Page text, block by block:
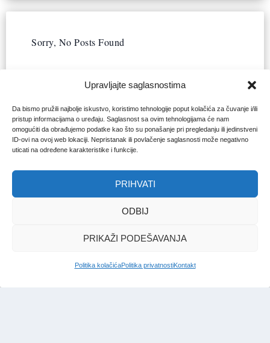
Upravljajte saglasnostima
Da bismo pružili najbolje iskustvo, koristimo tehnologije poput kolačića za čuvanje i/ili
pristup informacijama o uređaju. Saglasnost sa ovim tehnologijama će nam
omogućiti da obrađujemo podatke kao što su ponašanje pri pregledanju ili jedinstveni
ID-ovi na ovoj web lokaciji. Nepristanak ili povlačenje saglasnosti može negativno
uticati na određene karakteristike i funkcije.
PRIHVATI
ODBIJ
PRIKAŽI PODEŠAVANJA
Politika kolačićaPolitika privatnostiKontakt
Sorry, No Posts Found